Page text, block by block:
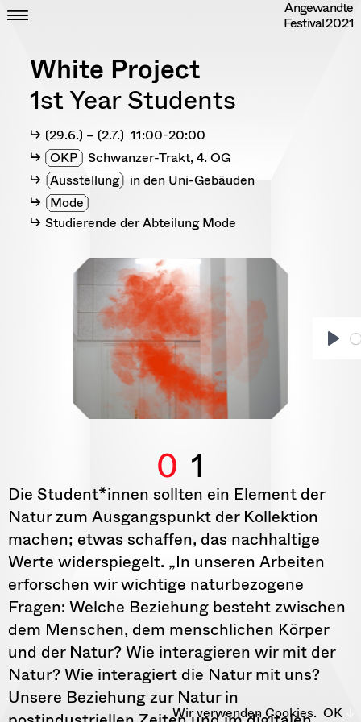
Skip
to
Angewandte
Festival2021
ZEIT
RANDOM
IMPRESSUM
White Project
1st Year Students
〔29.6.〕 – 〔2.7.〕 11:00-20:00
OKP Schwanzer-Trakt, 4. OG
Ausstellung in den Uni-Gebäuden
Mode
Studierende der Abteilung Mode
0 1
Die Student*innen sollten ein Element der
Natur zum Ausgangspunkt der Kollektion
machen; etwas schaffen, das nachhaltige
Werte widerspiegelt. „In unseren Arbeiten
erforschen wir wichtige naturbezogene
Fragen: Welche Beziehung besteht zwischen
dem Menschen, dem menschlichen Körper
und der Natur? Wie interagieren wir mit der
Natur? Wie interagiert die Natur mit uns?
Unsere Beziehung zur Natur in
Wir verwenden Cookies. OK